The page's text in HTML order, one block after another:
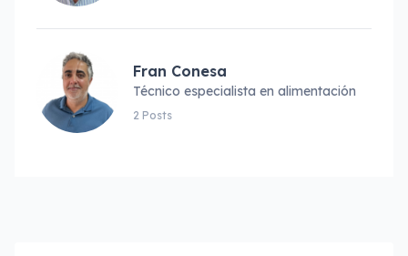
Fran Conesa
Técnico especialista en alimentación
2 Posts